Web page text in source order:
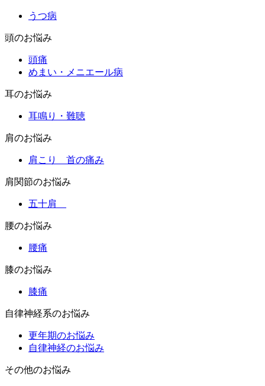
うつ病
頭のお悩み
頭痛
めまい・メニエール病
耳のお悩み
耳鳴り・難聴
肩のお悩み
肩こり 首の痛み
肩関節のお悩み
五十肩
腰のお悩み
腰痛
膝のお悩み
膝痛
自律神経系のお悩み
更年期のお悩み
自律神経のお悩み
その他のお悩み